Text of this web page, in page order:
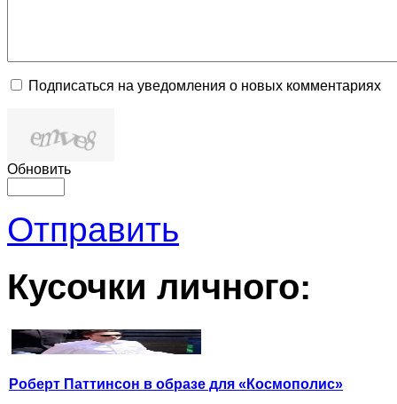
Подписаться на уведомления о новых комментариях
Обновить
Отправить
Кусочки личного:
Роберт Паттинсон в образе для «Космополис»